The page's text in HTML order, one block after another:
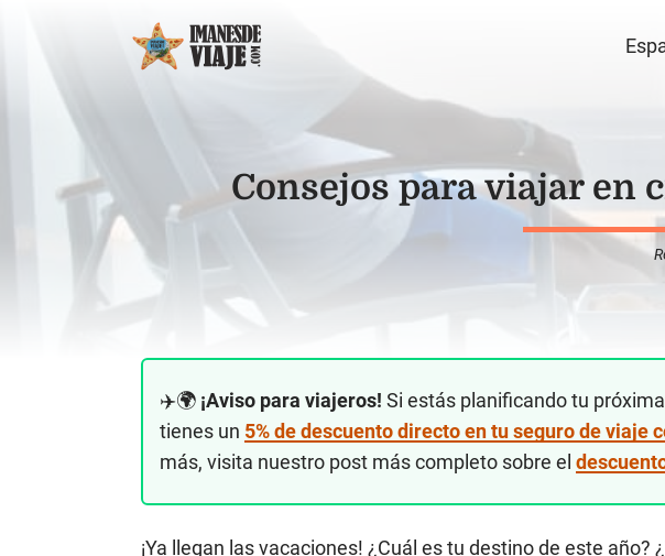
Consejos para viajar en
✈️🌍 ¡Aviso para viajeros! Si estás planificando tu
tienes un 5% de descuento directo en tu seguro de viaje
más, visita nuestro post más completo sobre el
¡Ya llegan las vacaciones! ¿Cuál es tu destino de este año?